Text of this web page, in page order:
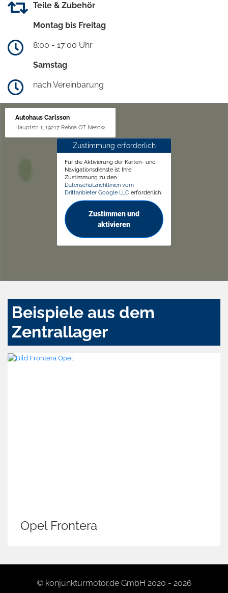
Teile & Zubehör
Montag bis Freitag
8:00 - 17:00 Uhr
Samstag
nach Vereinbarung
Autohaus Carlsson
Hauptstr. 1, 19217 Rehna OT Nesow
Zustimmung erforderlich
Für die Aktivierung der Karten- und
Navigationsdienste ist Ihre
Zustimmung zu den
Datenschutzrichtlinien vom
Drittanbieter Google LLC erforderlich.
Zustimmen und
aktivieren
Beispiele aus dem
Zentrallager
Opel Frontera
© konjunkturmotor.de GmbH 2020 - 2026